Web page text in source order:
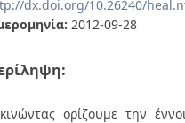
dx.doi.org/10.26240/
2012-09-28
ορίζουμε την